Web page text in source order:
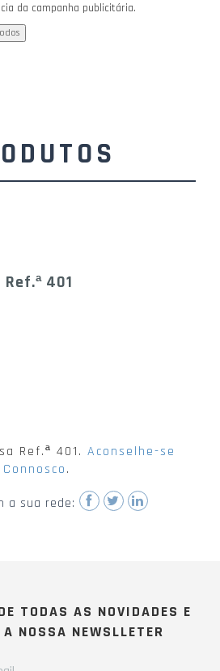
da campanha publicitária.
Ref.ª 401
Ref.ª 401. Aconselhe-se
Connosco.
a sua rede:
TODAS AS NOVIDADES E
NOSSA NEWSLLETER